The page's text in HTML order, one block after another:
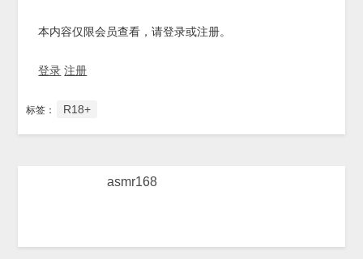
本内容仅限会员查看，请登录或注册。
登录 注册
标签： R18+
asmr168